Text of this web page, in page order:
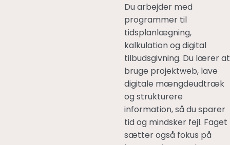
Du arbejder med
programmer til
tidsplanlægning,
kalkulation og digital
tilbudsgivning. Du lærer at
bruge projektweb, lave
digitale mængdeudtræk
og strukturere
information, så du sparer
tid og mindsker fejl. Faget
sætter også fokus på